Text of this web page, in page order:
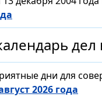
дел
дни для
2026 года